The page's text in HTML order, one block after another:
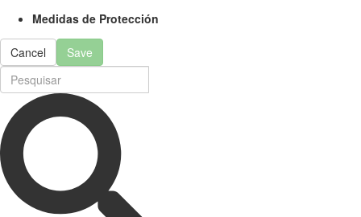
Medidas de Protección
Cancel Save